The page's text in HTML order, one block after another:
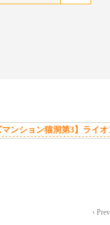
マンション猫洞第3】ライ
‹